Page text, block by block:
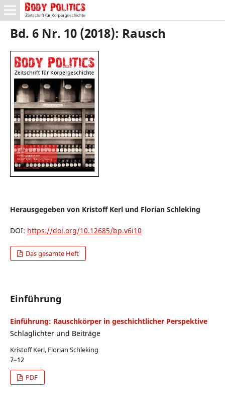
Bd. 6 Nr. 10 (2018): Rausch
Herausgegeben von Kristoff Kerl und Florian Schleking
DOI: https://doi.org/10.12685/bp.v6i10
Das gesamte Heft
Einführung
Einführung: Rauschkörper in geschichtlicher Perspektive
Schlaglichter und Beiträge
Kristoff Kerl, Florian Schleking
7–12
PDF